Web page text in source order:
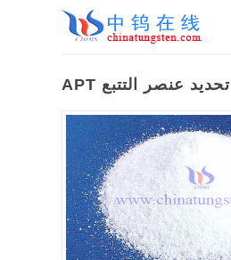
APT تحديد عنصر التتبع